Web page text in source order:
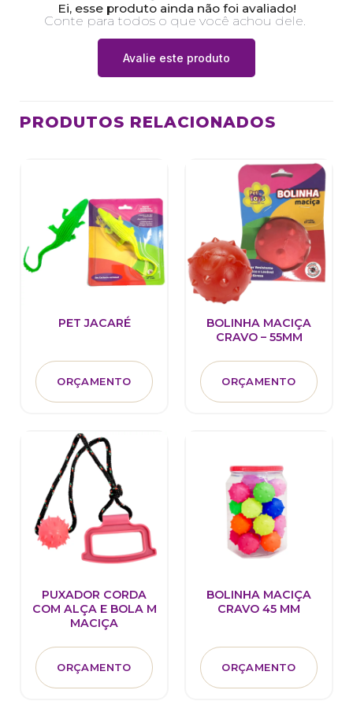
Ei, esse produto ainda não foi avaliado!
Conte para todos o que você achou dele.
Avalie este produto
PRODUTOS RELACIONADOS
PET JACARÉ
ORÇAMENTO
BOLINHA MACIÇA
CRAVO – 55MM
ORÇAMENTO
PUXADOR CORDA
COM ALÇA E BOLA M
MACIÇA
ORÇAMENTO
BOLINHA MACIÇA
CRAVO 45 MM
ORÇAMENTO